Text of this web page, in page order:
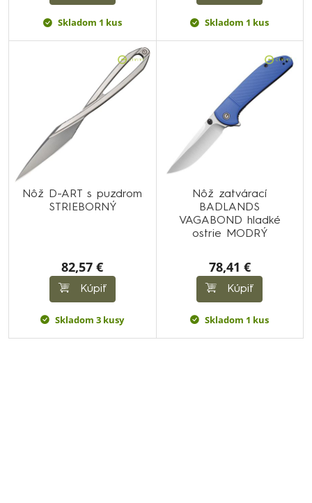
Skladom 1 kus Skladom 1 kus
Nôž D-ART s puzdrom
STRIEBORNÝ
82,57 €
Kúpiť
Skladom 3 kusy
Nôž zatvárací
BADLANDS
VAGABOND hladké
ostrie MODRÝ
78,41 €
Kúpiť
Skladom 1 kus